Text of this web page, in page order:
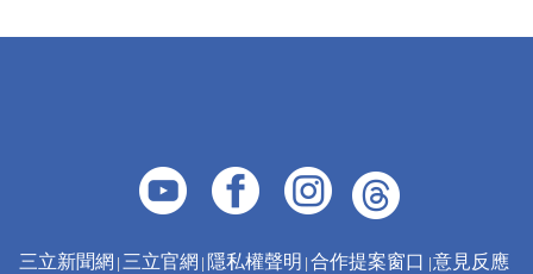
三立新聞網 三立官網 隱私權聲明 合作提案窗口 意見反應